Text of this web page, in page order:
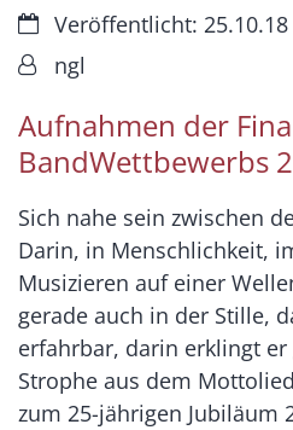
Datum:Veröffentlicht: 25.10.18
Von:ngl
Aufnahmen der
BandWettbewerbs
Sich nahe sein zwischen
Darin, in Menschlichkeit,
Musizieren auf einer
gerade auch in der Stille,
erfahrbar, darin erklingt er
Strophe aus dem
zum 25-jährigen Jubiläum